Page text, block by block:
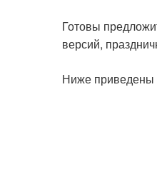
Готовы
версий,
Ниже приведены